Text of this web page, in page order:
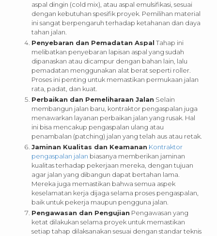
aspal dingin (cold mix), atau aspal emulsifikasi, sesuai
dengan kebutuhan spesifik proyek. Pemilihan material
ini sangat berpengaruh terhadap ketahanan dan daya
tahan jalan.
Penyebaran dan Pemadatan Aspal Tahap ini
melibatkan penyebaran lapisan aspal yang sudah
dipanaskan atau dicampur dengan bahan lain, lalu
pemadatan menggunakan alat berat seperti roller.
Proses ini penting untuk memastikan permukaan jalan
rata, padat, dan kuat.
Perbaikan dan Pemeliharaan Jalan Selain
membangun jalan baru, kontraktor pengaspalan juga
menawarkan layanan perbaikan jalan yang rusak. Hal
ini bisa mencakup pengaspalan ulang atau
penambalan (patching) jalan yang telah aus atau retak.
Jaminan Kualitas dan Keamanan Kontraktor
pengaspalan jalan biasanya memberikan jaminan
kualitas terhadap pekerjaan mereka, dengan tujuan
agar jalan yang dibangun dapat bertahan lama.
Mereka juga memastikan bahwa semua aspek
keselamatan kerja dijaga selama proses pengaspalan,
baik untuk pekerja maupun pengguna jalan.
Pengawasan dan Pengujian Pengawasan yang
ketat dilakukan selama proyek untuk memastikan
setiap tahap dilaksanakan sesuai dengan standar teknis